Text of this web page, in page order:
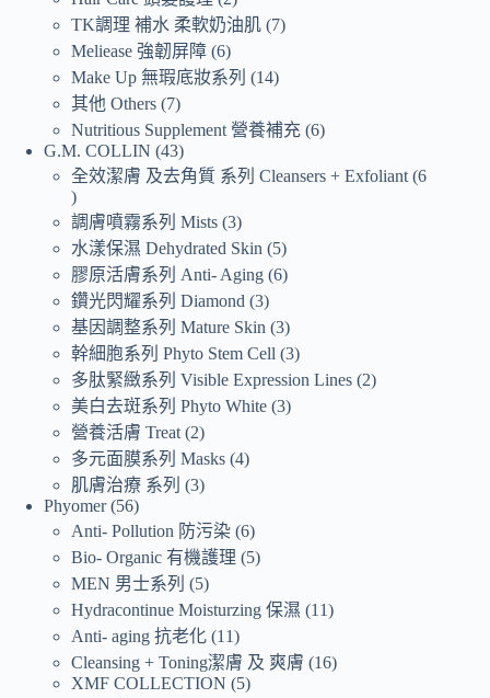
TK調理 補水 柔軟奶油肌 7
Meliease 強韌屏障 6
Make Up 無瑕底妝系列
14
其他 Others 7
Nutritious Supplement 營養補充 6
G.M. COLLIN 43
全效潔膚 及去角質 系列 Cleansers + Exfoliant 6
調膚噴霧系列 Mists 3
水漾保濕 Dehydrated Skin 5
膠原活膚系列 Anti- Aging 6
鑽光閃耀系列 Diamond 3
基因調整系列 Mature Skin 3
幹細胞系列 Phyto Stem Cell 3
多肽緊緻系列 Visible Expression Lines 2
美白去斑系列 Phyto White 3
營養活膚 Treat 2
多元面膜系列 Masks 4
肌膚治療 系列
3
Phyomer 56
Anti- Pollution 防污染 6
Bio- Organic 有機護理
5
MEN 男士系列
5
Hydracontinue Moisturzing 保濕
11
Anti- aging 抗老化 11
Cleansing + Toning潔膚 及 爽膚
16
XMF COLLECTION
5